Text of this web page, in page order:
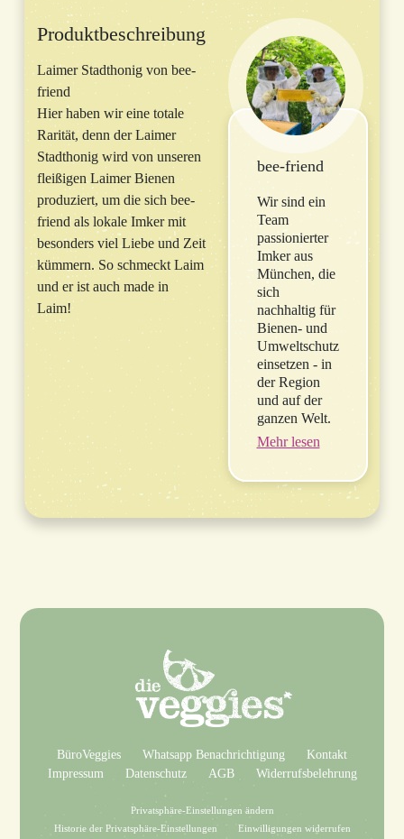
Produktbeschreibung
Laimer Stadthonig von bee-
friend
Hier haben wir eine totale
Rarität, denn der Laimer
Stadthonig wird von unseren
fleißigen Laimer Bienen
produziert, um die sich bee-
friend als lokale Imker mit
besonders viel Liebe und Zeit
kümmern. So schmeckt Laim
und er ist auch made in
Laim!
bee-friend
Wir sind ein
Team
passionierter
Imker aus
München, die
sich
nachhaltig für
Bienen- und
Umweltschutz
einsetzen - in
der Region
und auf der
ganzen Welt.
Mehr lesen
BüroVeggies Whatsapp Benachrichtigung
Kontakt
Impressum
Datenschutz AGB Widerrufsbelehrung
Privatsphäre-Einstellungen ändern
Historie der Privatsphäre-Einstellungen
Einwilligungen widerrufen